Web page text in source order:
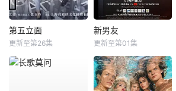
第五立面
更新至第26集
新男友
更新至第01集